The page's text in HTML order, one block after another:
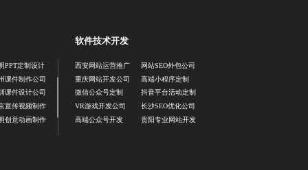
PPT定制设计
课件制作公司
课件设计公司
宣传视频制作
创意动画制作
软件技术开发
西安网站运营推广
重庆网站开发公司
微信公众号定制
VR游戏开发公司
高端公众号开发
网站SEO外包公司
高端小程序定制
抖音平台活动定制
长沙SEO优化公司
贵阳专业网站开发